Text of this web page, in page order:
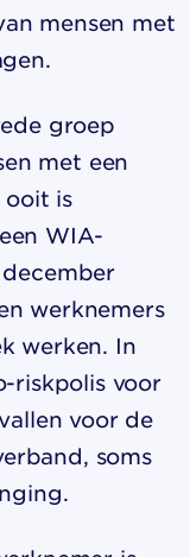
mensen met
groep
met een
ooit is
WIA-
werknemers
werken. In
riskpolis voor
voor de
soms